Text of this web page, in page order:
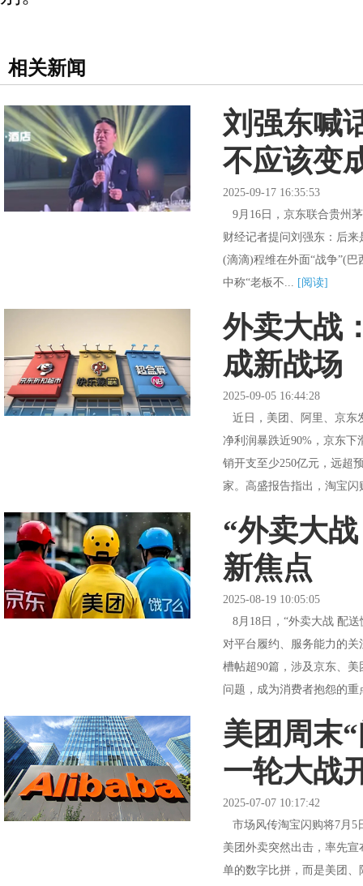
相关新闻
刘强东喊
不应该变
2025-09-17 16:35:53
9月16日，京东联合贵州
财经记者提问刘强东：后
(滴滴)程维在外面“战争”(
中称“老板不... [阅读]
外卖大战
成新战场
2025-09-05 16:44:28
近日，美团、阿里、京东
净利润暴跌近90%，京东下
销开支至少250亿元，远超
家。高盛报告指出，淘宝
“外卖大
新焦点
2025-08-19 10:05:05
8月18日，“外卖大战 配
对平台履约、服务能力的
槽帖超90篇，涉及京东、
问题，成为消费者抱怨的
美团周末
一轮大战
2025-07-07 10:17:42
市场风传淘宝闪购将7月5
美团外卖突然出击，率先
单的数字比拼，而是美团